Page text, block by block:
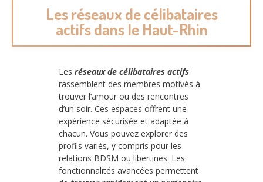
Les réseaux de célibataires
actifs dans le Haut-Rhin
Les réseaux de célibataires actifs
rassemblent des membres motivés à
trouver l’amour ou des rencontres
d’un soir. Ces espaces offrent une
expérience sécurisée et adaptée à
chacun. Vous pouvez explorer des
profils variés, y compris pour les
relations BDSM ou libertines. Les
fonctionnalités avancées permettent